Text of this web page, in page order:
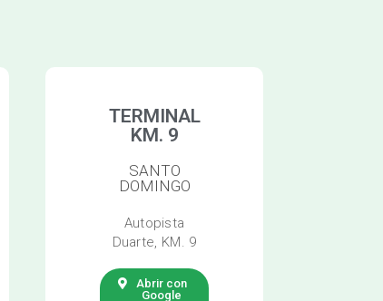
TERMINAL
KM. 9
SANTO
DOMINGO
Autopista
Duarte, KM. 9
Abrir con
Google